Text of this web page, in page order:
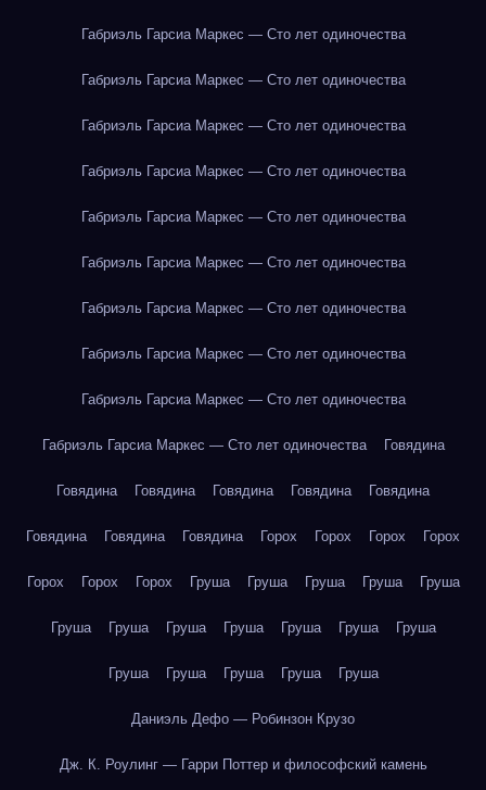
Габриэль Гарсиа Маркес — Сто лет одиночества
Габриэль Гарсиа Маркес — Сто лет одиночества
Габриэль Гарсиа Маркес — Сто лет одиночества
Габриэль Гарсиа Маркес — Сто лет одиночества
Габриэль Гарсиа Маркес — Сто лет одиночества
Габриэль Гарсиа Маркес — Сто лет одиночества
Габриэль Гарсиа Маркес — Сто лет одиночества
Габриэль Гарсиа Маркес — Сто лет одиночества
Габриэль Гарсиа Маркес — Сто лет одиночества
Габриэль Гарсиа Маркес — Сто лет одиночества Говядина
Говядина Говядина Говядина Говядина Говядина
Говядина Говядина Говядина Горох Горох Горох Горох
Горох Горох Горох Груша Груша Груша Груша Груша
Груша Груша Груша Груша Груша Груша Груша
Груша Груша Груша Груша Груша
Даниэль Дефо — Робинзон Крузо
Дж. К. Роулинг — Гарри Поттер и философский камень